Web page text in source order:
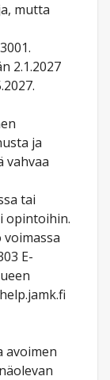
mutta
2.1.2027
ja
vahvaa
tai
opintoihin.
E-
avoimen